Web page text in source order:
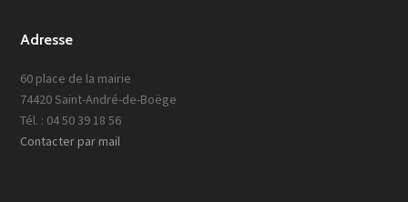
Adresse
60 place de la mairie
74420 Saint-André-de-Boëge
Tél. : 04 50 39 18 56
Contacter par mail